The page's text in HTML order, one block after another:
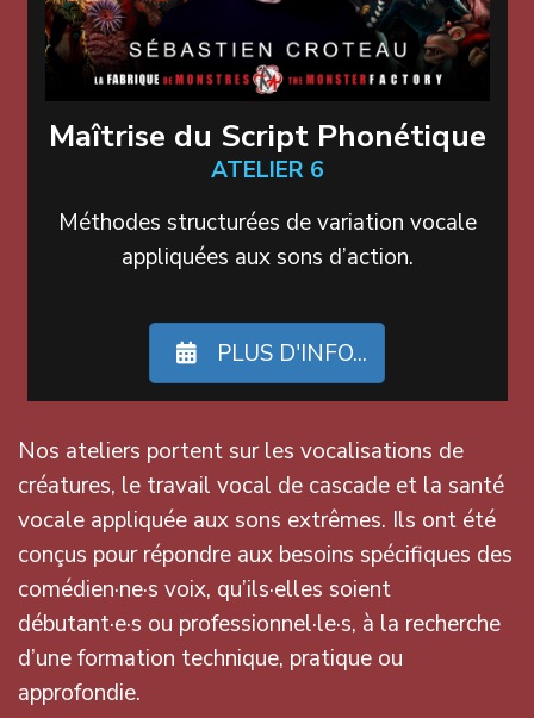
Maîtrise du Script Phonétique
ATELIER 6
Méthodes structurées de variation vocale
appliquées aux sons d’action.
PLUS D'INFO...
Nos ateliers portent sur les vocalisations de
créatures, le travail vocal de cascade et la santé
vocale appliquée aux sons extrêmes. Ils ont été
conçus pour répondre aux besoins spécifiques des
comédien·ne·s voix, qu’ils·elles soient
débutant·e·s ou professionnel·le·s, à la recherche
d’une formation technique, pratique ou
approfondie.